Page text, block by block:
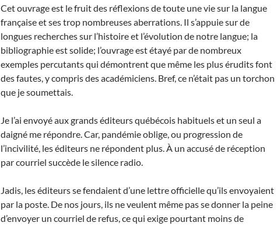
Cet ouvrage est le fruit des réflexions de toute une vie sur la langue
française et ses trop nombreuses aberrations. Il s’appuie sur de
longues recherches sur l’histoire et l’évolution de notre langue; la
bibliographie est solide; l’ouvrage est étayé par de nombreux
exemples percutants qui démontrent que même les plus érudits font
des fautes, y compris des académiciens. Bref, ce n’était pas un torchon
que je soumettais.
Je l’ai envoyé aux grands éditeurs québécois habituels et un seul a
daigné me répondre. Car, pandémie oblige, ou progression de
l’incivilité, les éditeurs ne répondent plus. À un accusé de réception
par courriel succède le silence radio.
Jadis, les éditeurs se fendaient d’une lettre officielle qu’ils envoyaient
par la poste. De nos jours, ils ne veulent même pas se donner la peine
d’envoyer un courriel de refus, ce qui exige pourtant moins de